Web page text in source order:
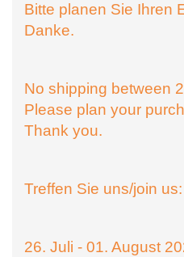
Bitte planen Sie Ihren
Danke.
No shipping between
Please plan your
Thank you.
Treffen Sie uns/join us:
26. Juli - 01. August